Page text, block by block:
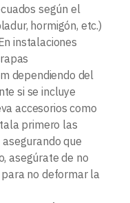
según el
hormigón, etc.)
instalaciones
dependiendo del
si se incluye
accesorios como
primero las
que
asegúrate de no
no deformar la